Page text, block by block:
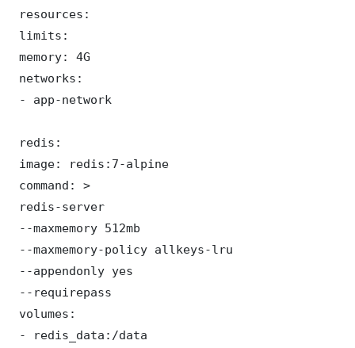
resources:
limits:
memory: 4G
networks:
- app-network
redis:
image: redis:7-alpine
command: >
redis-server
--maxmemory 512mb
--maxmemory-policy allkeys-lru
--appendonly yes
--requirepass
volumes:
- redis_data:/data